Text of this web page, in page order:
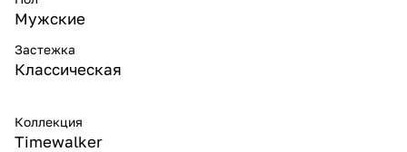
Мужские
Застежка
Классическая
Коллекция
Timewalker